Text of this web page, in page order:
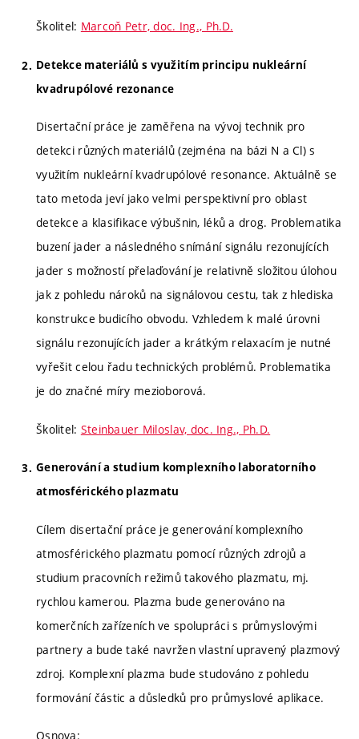
Školitel: Marcoň Petr, doc. Ing., Ph.D.
Detekce materiálů s využitím principu nukleární
kvadrupólové rezonance
Disertační práce je zaměřena na vývoj technik pro
detekci různých materiálů (zejména na bázi N a Cl) s
využitím nukleární kvadrupólové resonance. Aktuálně se
tato metoda jeví jako velmi perspektivní pro oblast
detekce a klasifikace výbušnin, léků a drog. Problematika
buzení jader a následného snímání signálu rezonujících
jader s možností přelaďování je relativně složitou úlohou
jak z pohledu nároků na signálovou cestu, tak z hlediska
konstrukce budicího obvodu. Vzhledem k malé úrovni
signálu rezonujících jader a krátkým relaxacím je nutné
vyřešit celou řadu technických problémů. Problematika
je do značné míry mezioborová.
Školitel: Steinbauer Miloslav, doc. Ing., Ph.D.
Generování a studium komplexního laboratorního
atmosférického plazmatu
Cílem disertační práce je generování komplexního
atmosférického plazmatu pomocí různých zdrojů a
studium pracovních režimů takového plazmatu, mj.
rychlou kamerou. Plazma bude generováno na
komerčních zařízeních ve spolupráci s průmyslovými
partnery a bude také navržen vlastní upravený plazmový
zdroj. Komplexní plazma bude studováno z pohledu
formování částic a důsledků pro průmyslové aplikace.
Osnova: